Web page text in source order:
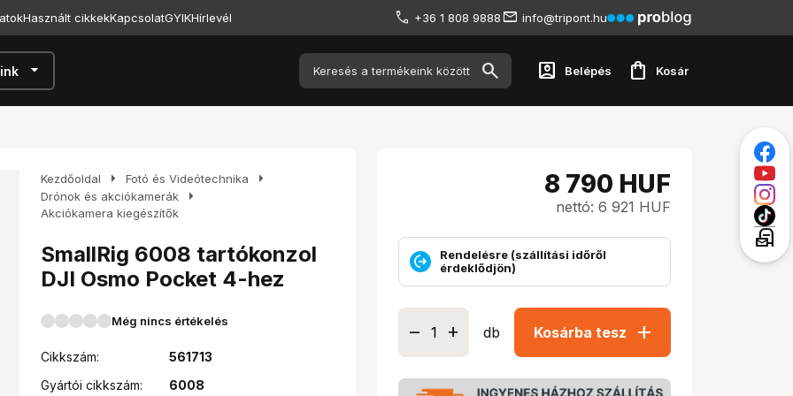
Használt cikkekKapcsolatGYIKHírlevél +36 1 808 9888 info@tripont.hu
arrow_drop_down account_box Belépés shopping_bag Kosár
Kezdőoldal arrow_right Fotó és Videótechnika arrow_right
Drónok és akciókamerák arrow_right
Akciókamera kiegészítők
SmallRig 6008 tartókonzol
DJI Osmo Pocket 4-hez
Még nincs értékelés
Cikkszám:
561713
Gyártói cikkszám:
6008
8 790 HUF
nettó: 6 921 HUF
Rendelésre (szállítási időről
érdeklődjön)
db Kosárba tesz add
local_post_office